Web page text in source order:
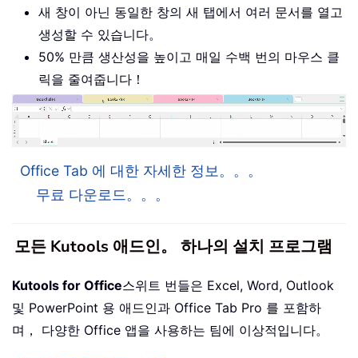
새 창이 아닌 동일한 창의 새 탭에서 여러 문서를 열고
생성할 수 있습니다。
50% 만큼 생산성을 높이고 매일 수백 번의 마우스 클
릭을 줄여줍니다！
Office Tab 에 대한 자세한 정보。。。
무료 다운로드。。。
모든 Kutools 애드인。 하나의 설치 프로그램
Kutools for Office스위트 번들은 Excel, Word, Outlook
및 PowerPoint 용 애드인과 Office Tab Pro 를 포함하
며， 다양한 Office 앱을 사용하는 팀에 이상적입니다。